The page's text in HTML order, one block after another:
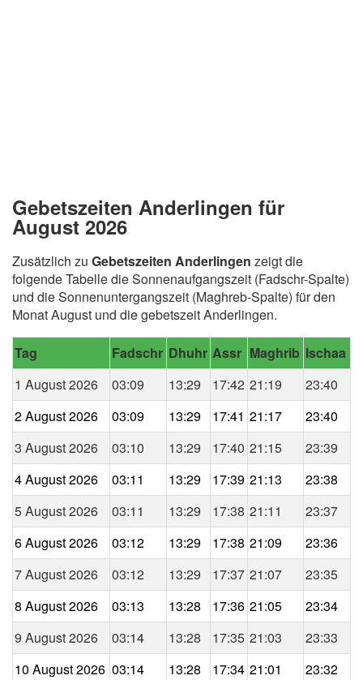
Gebetszeiten Anderlingen für
August 2026
Zusätzlich zu Gebetszeiten Anderlingen zeigt die
folgende Tabelle die Sonnenaufgangszeit (Fadschr-Spalte)
und die Sonnenuntergangszeit (Maghreb-Spalte) für den
Monat August und die gebetszeit Anderlingen.
Tag Fadschr Dhuhr Assr Maghrib Ischaa
1 August 2026
03:09 13:29 17:42 21:19
23:40
2 August 2026
03:09 13:29 17:41 21:17
23:40
3 August 2026
03:10 13:29 17:40 21:15
23:39
4 August 2026
03:11 13:29 17:39 21:13
23:38
5 August 2026
03:11 13:29 17:38 21:11
23:37
6 August 2026
03:12 13:29 17:38 21:09
23:36
7 August 2026
03:12 13:29 17:37 21:07
23:35
8 August 2026
03:13 13:28 17:36 21:05
23:34
9 August 2026
03:14 13:28 17:35 21:03
23:33
10 August 2026 03:14 13:28 17:34 21:01
23:32